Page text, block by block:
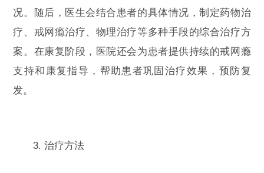
况。随后，医生会结合患者的具体情况，制定药物治
疗、戒网瘾治疗、物理治疗等多种手段的综合治疗方
案。在康复阶段，医院还会为患者提供持续的戒网瘾
支持和康复指导，帮助患者巩固治疗效果，预防复
发。
3. 治疗方法